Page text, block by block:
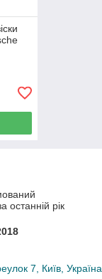
останній рік
7, Київ, Україна